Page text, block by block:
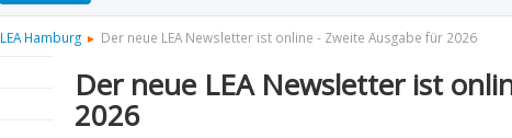
LEA Hamburg Der neue LEA Newsletter ist online - Zweite Ausgabe für 2026
Der neue LEA Newsletter ist
2026